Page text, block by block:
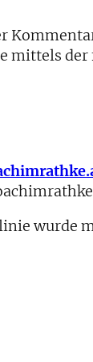
mittels
wurde